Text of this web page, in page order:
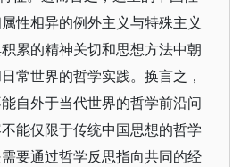
性相异的例外主义与特殊主义
累的精神关切和思想方法中朝
常世界的哲学实践。换言之，
自外于当代世界的哲学前沿问
能仅限于传统中国思想的哲学
要通过哲学反思指向共同的经